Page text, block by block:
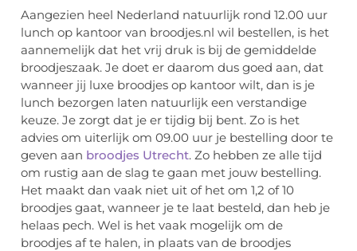
Aangezien heel Nederland natuurlijk rond 12.00 uur
lunch op kantoor van broodjes.nl wil bestellen, is het
aannemelijk dat het vrij druk is bij de gemiddelde
broodjeszaak. Je doet er daarom dus goed aan, dat
wanneer jij luxe broodjes op kantoor wilt, dan is je
lunch bezorgen laten natuurlijk een verstandige
keuze. Je zorgt dat je er tijdig bij bent. Zo is het
advies om uiterlijk om 09.00 uur je bestelling door te
geven aan broodjes Utrecht. Zo hebben ze alle tijd
om rustig aan de slag te gaan met jouw bestelling.
Het maakt dan vaak niet uit of het om 1,2 of 10
broodjes gaat, wanneer je te laat besteld, dan heb je
helaas pech. Wel is het vaak mogelijk om de
broodjes af te halen, in plaats van de broodjes